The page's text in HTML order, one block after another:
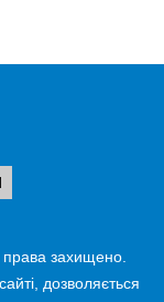
захищено.
дозволяється